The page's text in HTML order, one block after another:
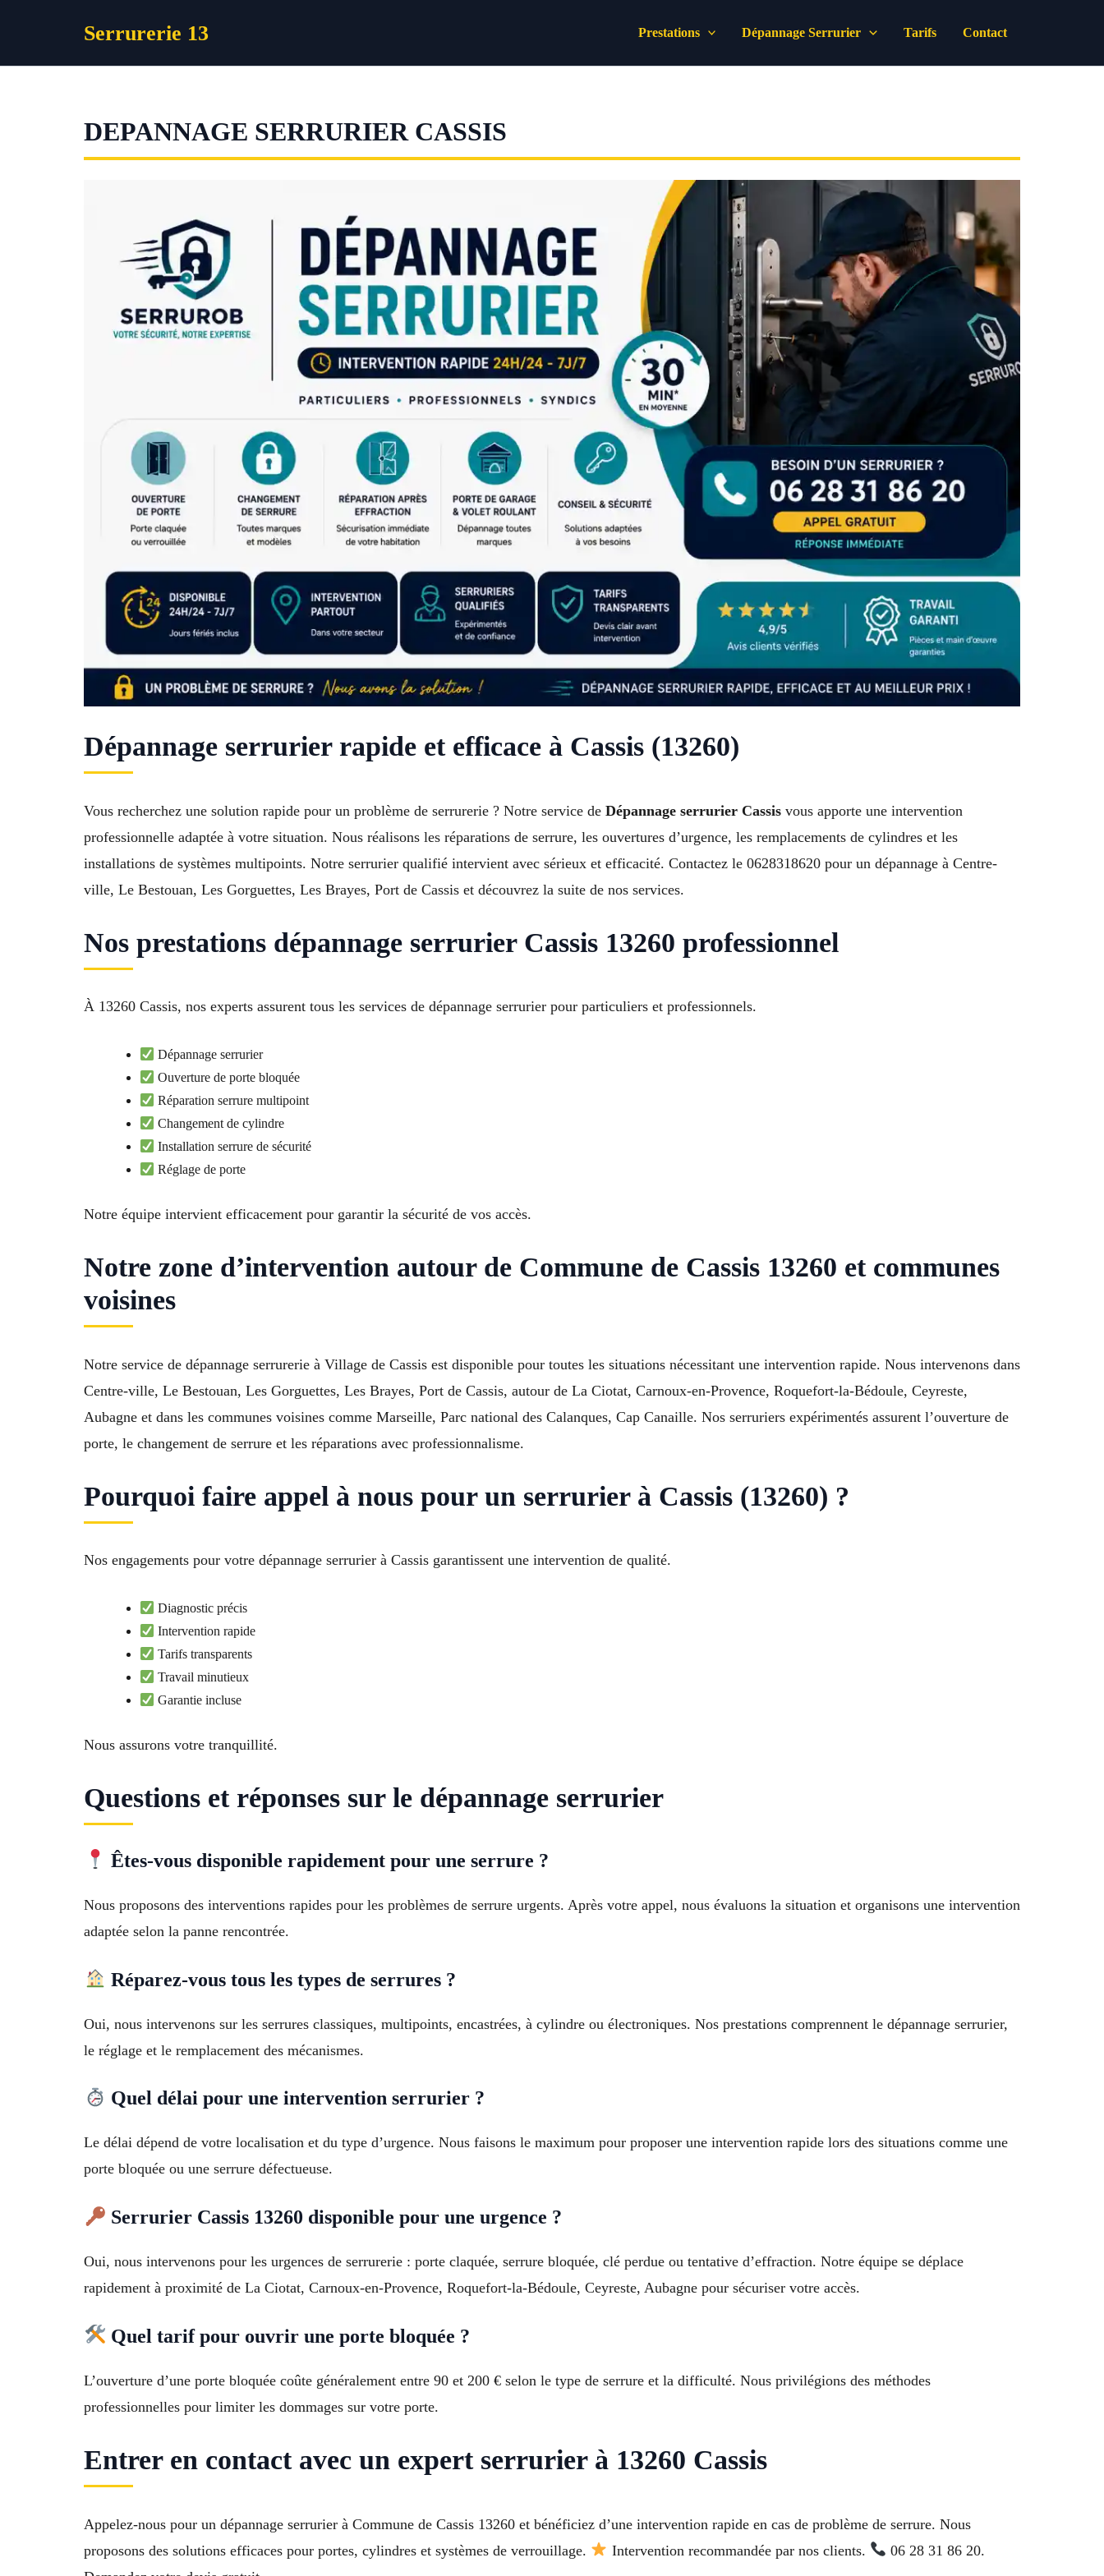
Serrurerie 13 Prestations Dépannage Serrurier Tarifs Contact
DEPANNAGE SERRURIER CASSIS
Dépannage serrurier rapide et efficace à Cassis (13260)
Vous recherchez une solution rapide pour un problème de serrurerie ? Notre service de Dépannage serrurier Cassis vous apporte une intervention
professionnelle adaptée à votre situation. Nous réalisons les réparations de serrure, les ouvertures d’urgence, les remplacements de cylindres et les
installations de systèmes multipoints. Notre serrurier qualifié intervient avec sérieux et efficacité. Contactez le 0628318620 pour un dépannage à Centre-
ville, Le Bestouan, Les Gorguettes, Les Brayes, Port de Cassis et découvrez la suite de nos services.
Nos prestations dépannage serrurier Cassis 13260 professionnel
À 13260 Cassis, nos experts assurent tous les services de dépannage serrurier pour particuliers et professionnels.
Dépannage serrurier
Ouverture de porte bloquée
Réparation serrure multipoint
Changement de cylindre
Installation serrure de sécurité
Réglage de porte
Notre équipe intervient efficacement pour garantir la sécurité de vos accès.
Notre zone d’intervention autour de Commune de Cassis 13260 et communes
voisines
Notre service de dépannage serrurerie à Village de Cassis est disponible pour toutes les situations nécessitant une intervention rapide. Nous intervenons dans
Centre-ville, Le Bestouan, Les Gorguettes, Les Brayes, Port de Cassis, autour de La Ciotat, Carnoux-en-Provence, Roquefort-la-Bédoule, Ceyreste,
Aubagne et dans les communes voisines comme Marseille, Parc national des Calanques, Cap Canaille. Nos serruriers expérimentés assurent l’ouverture de
porte, le changement de serrure et les réparations avec professionnalisme.
Pourquoi faire appel à nous pour un serrurier à Cassis (13260) ?
Nos engagements pour votre dépannage serrurier à Cassis garantissent une intervention de qualité.
Diagnostic précis
Intervention rapide
Tarifs transparents
Travail minutieux
Garantie incluse
Nous assurons votre tranquillité.
Questions et réponses sur le dépannage serrurier
Êtes-vous disponible rapidement pour une serrure ?
Nous proposons des interventions rapides pour les problèmes de serrure urgents. Après votre appel, nous évaluons la situation et organisons une intervention
adaptée selon la panne rencontrée.
Réparez-vous tous les types de serrures ?
Oui, nous intervenons sur les serrures classiques, multipoints, encastrées, à cylindre ou électroniques. Nos prestations comprennent le dépannage serrurier,
le réglage et le remplacement des mécanismes.
Quel délai pour une intervention serrurier ?
Le délai dépend de votre localisation et du type d’urgence. Nous faisons le maximum pour proposer une intervention rapide lors des situations comme une
porte bloquée ou une serrure défectueuse.
Serrurier Cassis 13260 disponible pour une urgence ?
Oui, nous intervenons pour les urgences de serrurerie : porte claquée, serrure bloquée, clé perdue ou tentative d’effraction. Notre équipe se déplace
rapidement à proximité de La Ciotat, Carnoux-en-Provence, Roquefort-la-Bédoule, Ceyreste, Aubagne pour sécuriser votre accès.
Quel tarif pour ouvrir une porte bloquée ?
L’ouverture d’une porte bloquée coûte généralement entre 90 et 200 € selon le type de serrure et la difficulté. Nous privilégions des méthodes
professionnelles pour limiter les dommages sur votre porte.
Entrer en contact avec un expert serrurier à 13260 Cassis
Appelez-nous pour un dépannage serrurier à Commune de Cassis 13260 et bénéficiez d’une intervention rapide en cas de problème de serrure. Nous
proposons des solutions efficaces pour portes, cylindres et systèmes de verrouillage.
Intervention recommandée par nos clients.
06 28 31 86 20.